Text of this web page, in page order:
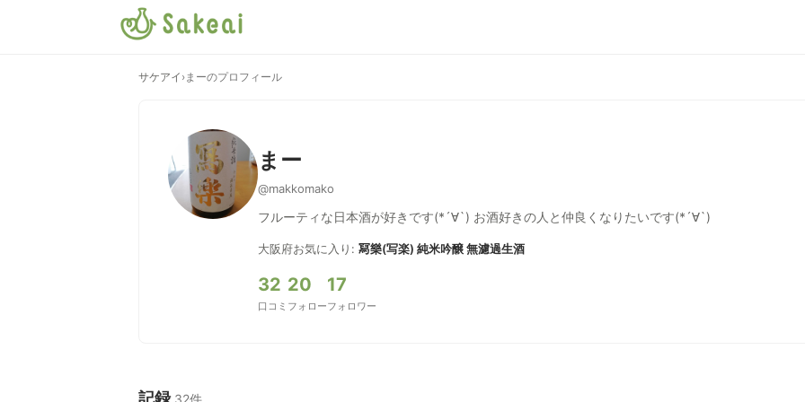
サケアイ ›まーのプロフィール
まー
@makkomako
フルーティな日本酒が好きです(*´∀`) お酒好きの人と仲良くなりたいです(*´∀`)
大阪府お気に入り: 冩樂(写楽) 純米吟醸 無濾過生酒
32
口コミ
20
フォロー
17
フォロワー
記録 32件